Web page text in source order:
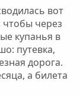
вот
чтобы через
купанья в
путевка,
дорога.
а билета